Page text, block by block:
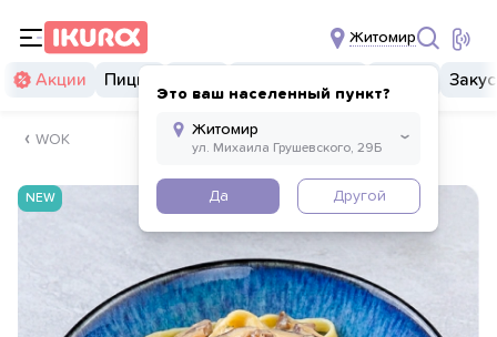
Житомир
Это ваш населенный пункт?
Да Другой
Акции Пицца
WOK
NEW